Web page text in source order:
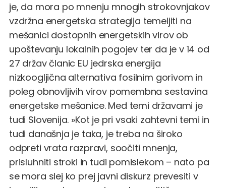
je, da mora po mnenju mnogih strokovnjakov
vzdržna energetska strategija temeljiti na
mešanici dostopnih energetskih virov ob
upoštevanju lokalnih pogojev ter da je v 14 od
27 držav članic EU jedrska energija
nizkoogljična alternativa fosilnim gorivom in
poleg obnovljivih virov pomembna sestavina
energetske mešanice. Med temi državami je
tudi Slovenija. »Kot je pri vsaki zahtevni temi in
tudi današnja je taka, je treba na široko
odpreti vrata razpravi, soočiti mnenja,
prisluhniti stroki in tudi pomislekom – nato pa
se mora slej ko prej javni diskurz prevesiti v